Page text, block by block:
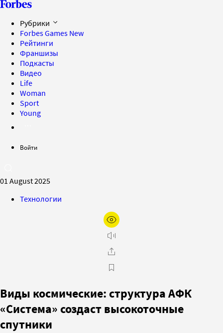
Рубрики
Forbes Games New
Рейтинги
Франшизы
Подкасты
Видео
Life
Woman
Sport
Young
Войти
01 August 2025
Технологии
Виды космические: структура АФК
«Система» создаст высокоточные
спутники